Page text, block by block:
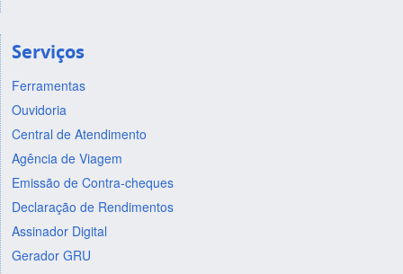
Serviços
Ferramentas
Ouvidoria
Central de Atendimento
Agência de Viagem
Emissão de Contra-cheques
Declaração de Rendimentos
Assinador Digital
Gerador GRU